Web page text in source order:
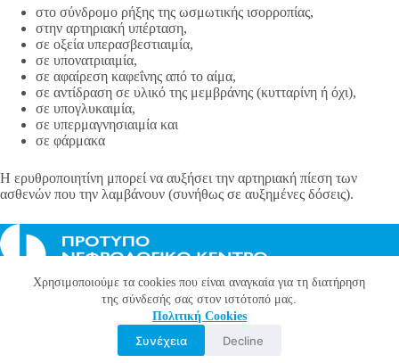
Χρησιμοποιούμε τα cookies που είναι αναγκαία για τη διατήρηση
της σύνδεσής σας στον ιστότοπό μας.
Πoλιτική Cookies
Συνέχεια Decline
στο σύνδρομο ρήξης της ωσμωτικής ισορροπίας,
στην αρτηριακή υπέρταση,
σε οξεία υπερασβεστιαιμία,
σε υπονατριαιμία,
σε αφαίρεση καφεΐνης από το αίμα,
σε αντίδραση σε υλικό της μεμβράνης (κυτταρίνη ή όχι),
σε υπογλυκαιμία,
σε υπερμαγνησιαιμία και
σε φάρμακα
Η ερυθροποιητίνη μπορεί να αυξήσει την αρτηριακή πίεση των
ασθενών που την λαμβάνουν (συνήθως σε αυξημένες δόσεις).
Όροι χρήσης
Πολιτική Cookies
Πολιτική απορρήτου
Ενημέρωση για βιντεοεπιτήρηση
Designed & Developed byXP4U.net